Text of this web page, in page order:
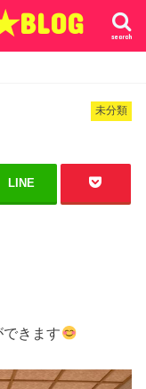
search
未分類
LINE
きます